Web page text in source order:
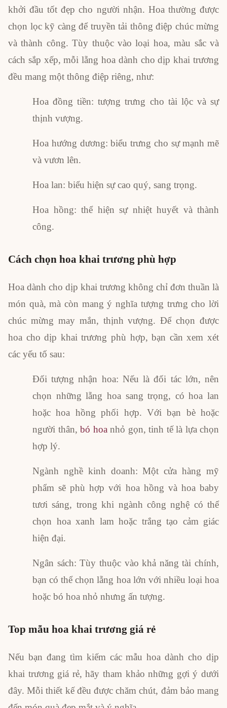
khởi đầu tốt đẹp cho người nhận. Hoa thường được
chọn lọc kỹ càng để truyền tải thông điệp chúc mừng
và thành công. Tùy thuộc vào loại hoa, màu sắc và
cách sắp xếp, mỗi lẵng hoa dành cho dịp khai trương
đều mang một thông điệp riêng, như:
Hoa đồng tiền: tượng trưng cho tài lộc và sự
thịnh vượng.
Hoa hướng dương: biểu trưng cho sự mạnh mẽ
và vươn lên.
Hoa lan: biểu hiện sự cao quý, sang trọng.
Hoa hồng: thể hiện sự nhiệt huyết và thành
công.
Cách chọn hoa khai trương phù hợp
Hoa dành cho dịp khai trương không chỉ đơn thuần là
món quà, mà còn mang ý nghĩa tượng trưng cho lời
chúc mừng may mắn, thịnh vượng. Để chọn được
hoa cho dịp khai trương phù hợp, bạn cần xem xét
các yếu tố sau:
Đối tượng nhận hoa: Nếu là đối tác lớn, nên
chọn những lẵng hoa sang trọng, có hoa lan
hoặc hoa hồng phối hợp. Với bạn bè hoặc
người thân, bó hoa nhỏ gọn, tinh tế là lựa chọn
hợp lý.
Ngành nghề kinh doanh: Một cửa hàng mỹ
phẩm sẽ phù hợp với hoa hồng và hoa baby
tươi sáng, trong khi ngành công nghệ có thể
chọn hoa xanh lam hoặc trắng tạo cảm giác
hiện đại.
Ngân sách: Tùy thuộc vào khả năng tài chính,
bạn có thể chọn lẵng hoa lớn với nhiều loại hoa
hoặc bó hoa nhỏ nhưng ấn tượng.
Top mẫu hoa khai trương giá rẻ
Nếu bạn đang tìm kiếm các mẫu hoa dành cho dịp
khai trương giá rẻ, hãy tham khảo những gợi ý dưới
đây. Mỗi thiết kế đều được chăm chút, đảm bảo mang